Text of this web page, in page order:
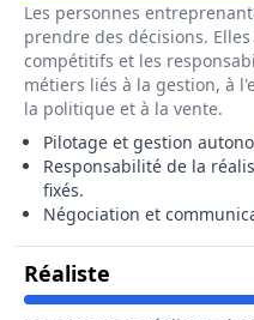
Les personnes
prendre des décisions.
compétitifs et les
métiers liés à la gestion, à
la politique et à la vente.
Pilotage et gestion
Responsabilité de la
fixés.
Négociation et
Réaliste Pour Le